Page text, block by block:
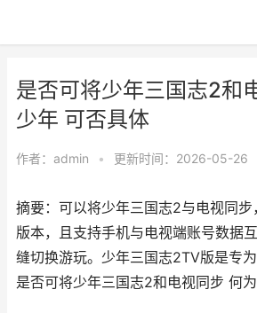
是否可将少年三国志2和
少年 可否具体
作者： admin • 更新时间：2026-05-26
摘要：可以将少年三国志2与电视同
版本，且支持手机与电视端账号数据
缝切换游玩。少年三国志2TV版是专
是否可将少年三国志2和电视同步 何